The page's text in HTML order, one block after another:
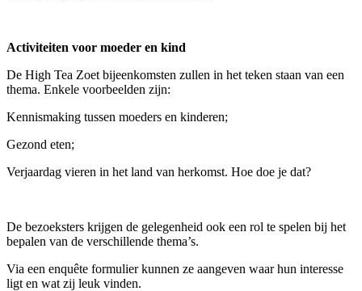
Activiteiten voor moeder en kind
De High Tea Zoet bijeenkomsten zullen in het teken staan van een
thema. Enkele voorbeelden zijn:
Kennismaking tussen moeders en kinderen;
Gezond eten;
Verjaardag vieren in het land van herkomst. Hoe doe je dat?
De bezoeksters krijgen de gelegenheid ook een rol te spelen bij het
bepalen van de verschillende thema’s.
Via een enquête formulier kunnen ze aangeven waar hun interesse
ligt en wat zij leuk vinden.